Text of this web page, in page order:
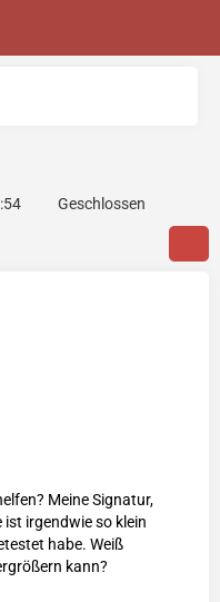
Geschlossen
Meine Signatur,
irgendwie so klein
habe. Weiß
kann?